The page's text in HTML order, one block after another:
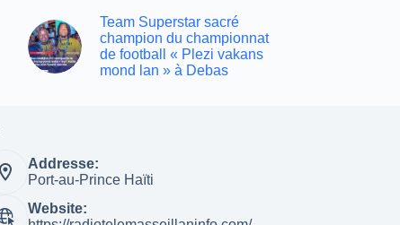
Team Superstar sacré
champion du championnat
de football « Plezi vakans
mond lan » à Debas
Addresse:
Port-au-Prince Haïti
Website: